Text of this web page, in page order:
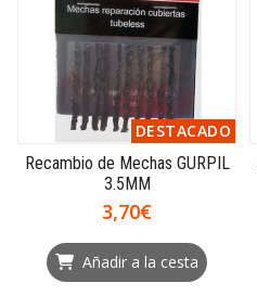
DESTACADO
Recambio de Mechas GURPIL
3.5MM
3,70€
Añadir a la cesta